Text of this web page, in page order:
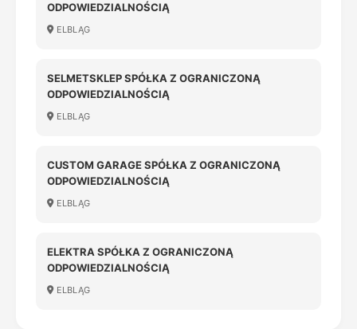
ODPOWIEDZIALNOŚCIĄ
ELBLĄG
SELMETSKLEP SPÓŁKA Z OGRANICZONĄ
ODPOWIEDZIALNOŚCIĄ
ELBLĄG
CUSTOM GARAGE SPÓŁKA Z OGRANICZONĄ
ODPOWIEDZIALNOŚCIĄ
ELBLĄG
ELEKTRA SPÓŁKA Z OGRANICZONĄ
ODPOWIEDZIALNOŚCIĄ
ELBLĄG